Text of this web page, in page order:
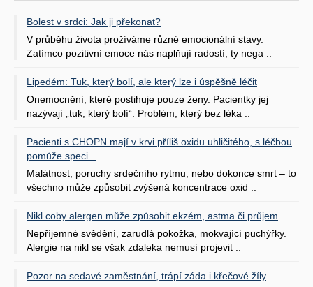
Bolest v srdci: Jak ji překonat?
V průběhu života prožíváme různé emocionální stavy.
Zatímco pozitivní emoce nás naplňují radostí, ty nega ..
Lipedém: Tuk, který bolí, ale který lze i úspěšně léčit
Onemocnění, které postihuje pouze ženy. Pacientky jej
nazývají „tuk, který bolí“. Problém, který bez léka ..
Pacienti s CHOPN mají v krvi příliš oxidu uhličitého, s léčbou
pomůže speci ..
Malátnost, poruchy srdečního rytmu, nebo dokonce smrt – to
všechno může způsobit zvýšená koncentrace oxid ..
Nikl coby alergen může způsobit ekzém, astma či průjem
Nepříjemné svědění, zarudlá pokožka, mokvající puchýřky.
Alergie na nikl se však zdaleka nemusí projevit ..
Pozor na sedavé zaměstnání, trápí záda i křečové žíly